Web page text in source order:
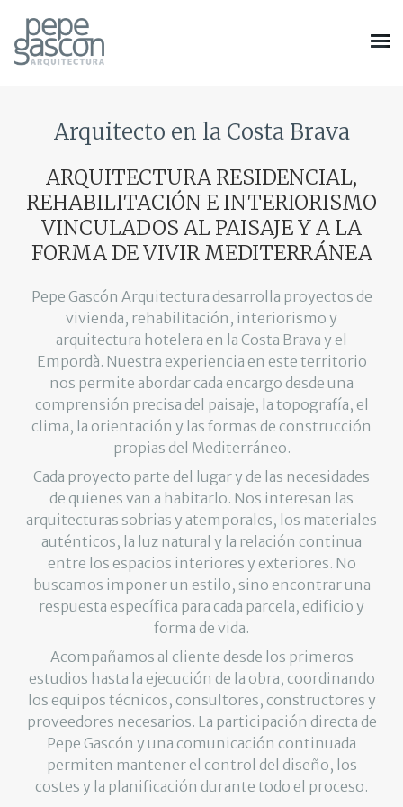
Arquitecto en la Costa Brava
ARQUITECTURA RESIDENCIAL,
REHABILITACIÓN E INTERIORISMO
VINCULADOS AL PAISAJE Y A LA
FORMA DE VIVIR MEDITERRÁNEA
Pepe Gascón Arquitectura desarrolla proyectos de
vivienda, rehabilitación, interiorismo y
arquitectura hotelera en la Costa Brava y el
Empordà. Nuestra experiencia en este territorio
nos permite abordar cada encargo desde una
comprensión precisa del paisaje, la topografía, el
clima, la orientación y las formas de construcción
propias del Mediterráneo.
Cada proyecto parte del lugar y de las necesidades
de quienes van a habitarlo. Nos interesan las
arquitecturas sobrias y atemporales, los materiales
auténticos, la luz natural y la relación continua
entre los espacios interiores y exteriores. No
buscamos imponer un estilo, sino encontrar una
respuesta específica para cada parcela, edificio y
forma de vida.
Acompañamos al cliente desde los primeros
estudios hasta la ejecución de la obra, coordinando
los equipos técnicos, consultores, constructores y
proveedores necesarios. La participación directa de
Pepe Gascón y una comunicación continuada
permiten mantener el control del diseño, los
costes y la planificación durante todo el proceso.